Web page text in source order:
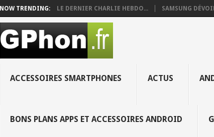
NOW TRENDING: LE DERNIER CHARLIE HEBDO... SAMSUNG
ACCESSOIRES SMARTPHONES ACTUS
BONS PLANS APPS ET ACCESSOIRES ANDROID